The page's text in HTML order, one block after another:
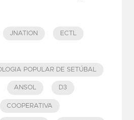
JNATION ECTL
POPULAR DE SETÚBAL
ANSOL D3
COOPERATIVA